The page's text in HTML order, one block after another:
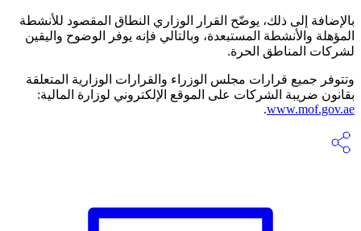
بالإضافة إلى ذلك، يوضّح القرار الوزاري النطاق المقصود للأنشطة
المؤهلة والأنشطة المستبعدة، وبالتالي فإنه يوفر الوضوح واليقين
لشركات المناطق الحرة.
وتتوفر جميع قرارات مجلس الوزراء والقرارات الوزارية المتعلقة
بقانون ضريبة الشركات على الموقع الإلكتروني لوزارة المالية:
www.mof.gov.ae
.